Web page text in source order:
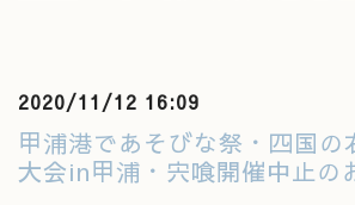
2020/11/12 16:09
甲浦港であそびな祭・四国の
大会in甲浦・宍喰開催中止の